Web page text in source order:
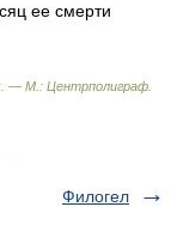
ее смерти
— М.: Центрполиграф
Филогел